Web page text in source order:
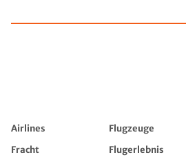
Airlines Flugzeuge
Fracht
Flugerlebnis